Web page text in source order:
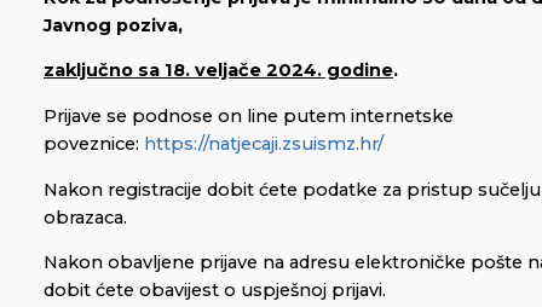
Javnog poziva,
zaključno sa 18. veljače 2024. godine.
Prijave se podnose on line putem internetske
poveznice: https://natjecaji.zsuismz.hr/
Nakon registracije dobit ćete podatke za pristup
obrazaca.
Nakon obavljene prijave na adresu elektroničke pošte
dobit ćete obavijest o uspješnoj prijavi.